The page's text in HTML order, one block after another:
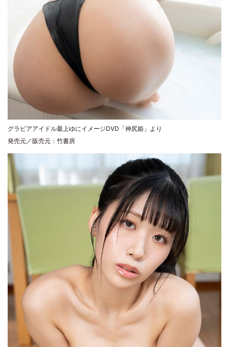
グラビアアイドル最上ゆにイメージDVD「神尻姫」より
発売元／販売元：竹書房